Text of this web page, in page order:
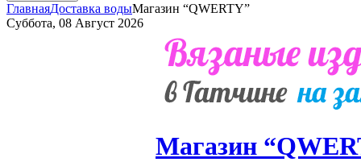
ГлавнаяДоставка водыМагазин “QWERTY”
Суббота, 08 Август 2026
Магазин